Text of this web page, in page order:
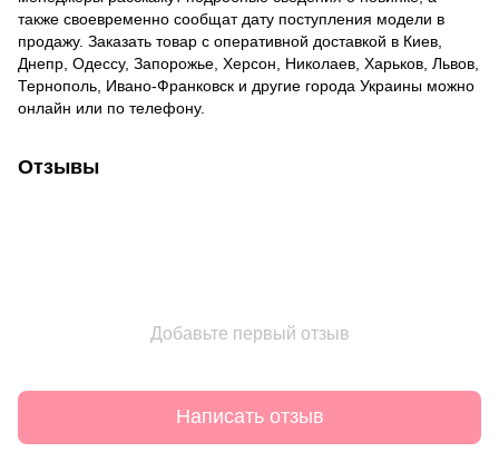
также своевременно сообщат дату поступления модели в
продажу. Заказать товар с оперативной доставкой в Киев,
Днепр, Одессу, Запорожье, Херсон, Николаев, Харьков, Львов,
Тернополь, Ивано-Франковск и другие города Украины можно
онлайн или по телефону.
Отзывы
Добавьте первый отзыв
Написать отзыв